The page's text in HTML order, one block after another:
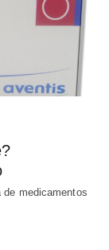
medicamentos